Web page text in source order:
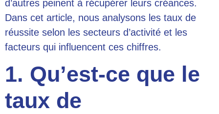
d’autres peinent à récupérer leurs créances.
Dans cet article, nous analysons les taux de
réussite selon les secteurs d’activité et les
facteurs qui influencent ces chiffres.
1. Qu’est-ce que le
taux de